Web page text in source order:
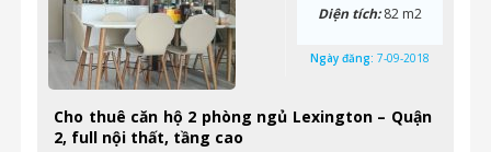
Cho thuê căn hộ 2 phòng ngủ Lexington – Quận
2, full nội thất, tầng cao
Diện tích:82 m2
Ngày đăng: 7-09-2018